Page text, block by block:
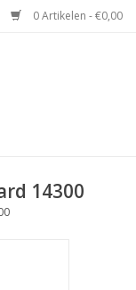
0 Artikelen - €0,00
14300